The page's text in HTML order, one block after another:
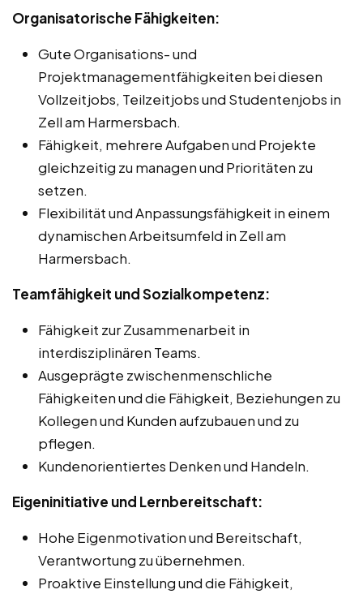
Organisatorische Fähigkeiten:
Gute Organisations- und
Projektmanagementfähigkeiten bei diesen
Vollzeitjobs, Teilzeitjobs und Studentenjobs in
Zell am Harmersbach.
Fähigkeit, mehrere Aufgaben und Projekte
gleichzeitig zu managen und Prioritäten zu
setzen.
Flexibilität und Anpassungsfähigkeit in einem
dynamischen Arbeitsumfeld in Zell am
Harmersbach.
Teamfähigkeit und Sozialkompetenz:
Fähigkeit zur Zusammenarbeit in
interdisziplinären Teams.
Ausgeprägte zwischenmenschliche
Fähigkeiten und die Fähigkeit, Beziehungen zu
Kollegen und Kunden aufzubauen und zu
pflegen.
Kundenorientiertes Denken und Handeln.
Eigeninitiative und Lernbereitschaft:
Hohe Eigenmotivation und Bereitschaft,
Verantwortung zu übernehmen.
Proaktive Einstellung und die Fähigkeit,